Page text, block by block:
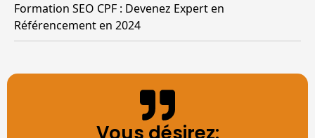
Formation SEO CPF : Devenez Expert en
Référencement en 2024